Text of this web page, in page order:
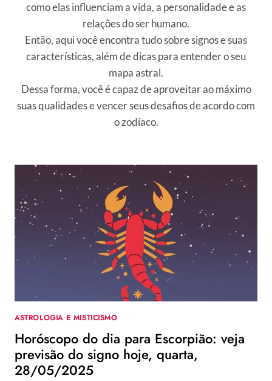
como elas influenciam a vida, a personalidade e as
relações do ser humano.
Então, aqui você encontra tudo sobre signos e suas
características, além de dicas para entender o seu
mapa astral.
Dessa forma, você é capaz de aproveitar ao máximo
suas qualidades e vencer seus desafios de acordo com
o zodíaco.
ASTROLOGIA E MISTICISMO
Horóscopo do dia para Escorpião: veja
previsão do signo hoje, quarta,
28/05/2025